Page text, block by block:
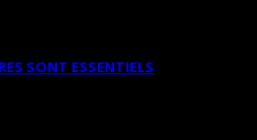
SONT ESSENTIELS